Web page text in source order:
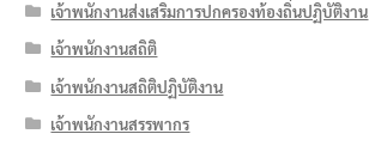
เจ้าพนักงานส่งเสริมการปกครองท้องถิ่นปฏิบัติงาน
เจ้าพนักงานสถิติ
เจ้าพนักงานสถิติปฏิบัติงาน
เจ้าพนักงานสรรพากร